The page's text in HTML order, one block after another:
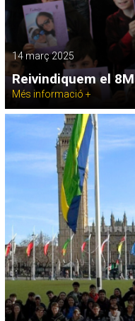
14 març 2025
Reivindiquem el 8M
Més informació +